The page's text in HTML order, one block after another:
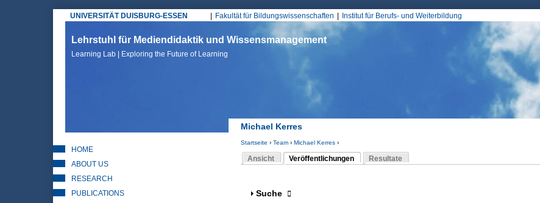
UNIVERSITÄT DUISBURG-ESSEN
Hauptmenü
Fakultät für Bildungswissenschaften Institut für Berufs- und Weiterbildung
Lehrstuhl für Mediendidaktik und Wissensmanagement
Learning Lab | Exploring the Future of Learning
Michael Kerres
Sie sind hier
Startseite › Team› Michael Kerres›
Ansicht
Veröffentlichungen
(aktiver Reiter)
Resultate
Anzeigen
Suche
HOME
ABOUT US
RESEARCH
PUBLICATIONS